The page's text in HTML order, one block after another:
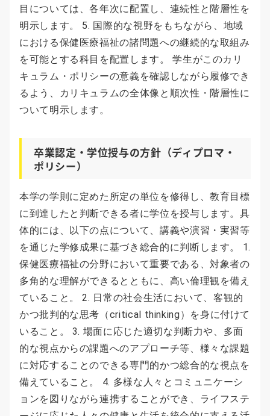
目については、各年次に配置し、連続性と階層性を
明示します。 5. 国際的な視野をもちながら、地域
における保健医療福祉の諸問題への継続的な取組み
を可能とする科目を配置します。 学生がこのカリ
キュラム・ポリシーの意義を確認しながら履修でき
るよう、カリキュラムの全体像と順次性・階層性に
ついて明示します。
卒業認定・学位授与の方針（ディプロマ・
ポリシー）
本学の学則に定めた所定の単位を修得し、教育目標
に到達したと判断できる者に学位を授与します。具
体的には、以下の点について、講義や演習・実習等
を通じた学修成果に基づき総合的に判断します。 1.
保健医療福祉の分野において重要である、対象者の
多角的な理解ができるとともに、高い倫理観を備え
ていること。 2. 日常の社会生活において、客観的
かつ批判的な思考（critical thinking）を身に付けて
いること。 3. 場面に応じた適切な判断力や、多面
的な視点からの課題へのアプローチ等、様々な課題
に対応することのできる専門的かつ総合的な視点を
備えていること。 4. 多様な人々とコミュニケーシ
ョンを図りながら連携することができ、ライフステ